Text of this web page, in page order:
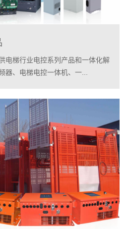
电梯行业电控系列产品和一体化解
器、电梯电控一体机、一...